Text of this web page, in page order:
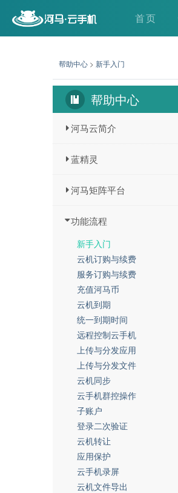
首页
帮助中心 > 新手入门
帮助中心
河马云简介
蓝精灵
河马矩阵平台
功能流程
新手入门
云机订购与续费
服务订购与续费
充值河马币
云机到期
统一到期时间
远程控制云手机
上传与分发应用
上传与分发文件
云机同步
云手机群控操作
子账户
登录二次验证
云机转让
应用保护
云手机录屏
云机文件导出